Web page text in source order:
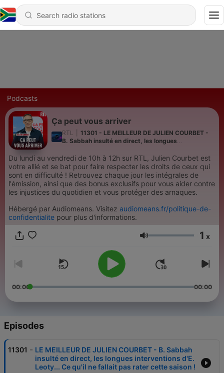
Podcasts
Ça peut vous arriver
RTL
11301 - LE MEILLEUR DE JULIEN COURBET -
B. Sabbah insulté en direct, les longues
cette saison !
Du lundi au vendredi de 10h à 12h sur RTL, Julien Courbet est
votre allié et se bat pour faire respecter les droits de ceux qui
sont en difficulté ! Retrouvez chaque jour les intégrales de
l'émission, ainsi que des bonus exclusifs pour vous aider contre
les injustices du quotidien et vous protéger des arnaques.
Hébergé par Audiomeans. Visitez audiomeans.fr/politique-de-
confidentialite pour plus d'informations.
Volume 1 x
00:00 00:00
Episodes
11301 - LE MEILLEUR DE JULIEN COURBET - B. Sabbah
insulté en direct, les longues interventions d'E.
Leoty... Ce qu'il ne fallait pas rater cette saison !